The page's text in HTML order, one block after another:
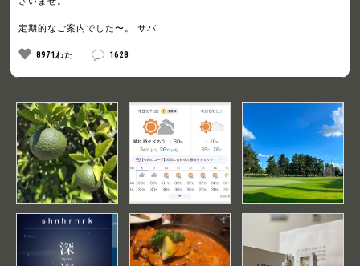
定期的なご案内でした〜。 サバ
8971わた 1628